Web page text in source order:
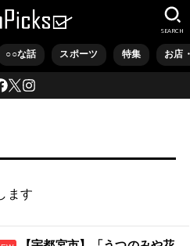
○○な話 スポーツ 特集 お店
SEARCH
ます